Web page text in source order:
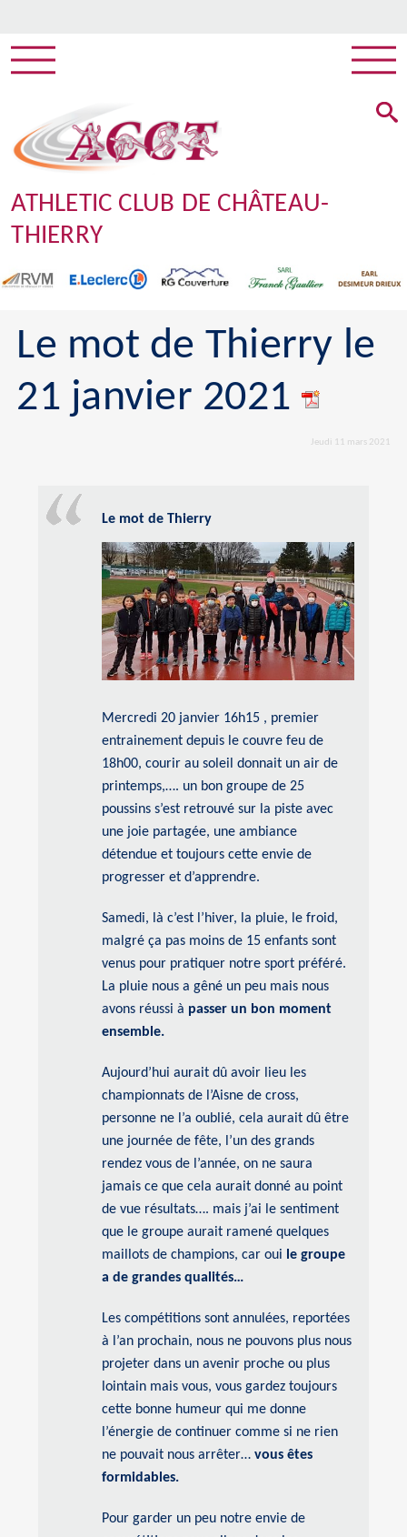
ATHLETIC CLUB DE CHÂTEAU-
THIERRY
Le mot de Thierry le
21 janvier 2021
Jeudi 11 mars 2021
Le mot de Thierry
Mercredi 20 janvier 16h15 , premier
entrainement depuis le couvre feu de
18h00, courir au soleil donnait un air de
printemps,…. un bon groupe de 25
poussins s’est retrouvé sur la piste avec
une joie partagée, une ambiance
détendue et toujours cette envie de
progresser et d’apprendre.
Samedi, là c’est l’hiver, la pluie, le froid,
malgré ça pas moins de 15 enfants sont
venus pour pratiquer notre sport préféré.
La pluie nous a gêné un peu mais nous
avons réussi à passer un bon moment
ensemble.
Aujourd’hui aurait dû avoir lieu les
championnats de l’Aisne de cross,
personne ne l’a oublié, cela aurait dû être
une journée de fête, l’un des grands
rendez vous de l’année, on ne saura
jamais ce que cela aurait donné au point
de vue résultats…. mais j’ai le sentiment
que le groupe aurait ramené quelques
maillots de champions, car oui le groupe
a de grandes qualités…
Les compétitions sont annulées, reportées
à l’an prochain, nous ne pouvons plus nous
projeter dans un avenir proche ou plus
lointain mais vous, vous gardez toujours
cette bonne humeur qui me donne
l’énergie de continuer comme si ne rien
ne pouvait nous arrêter…vous êtes
formidables.
Pour garder un peu notre envie de